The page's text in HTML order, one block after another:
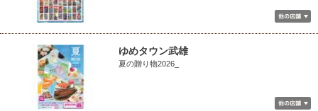
ゆめタウン武雄
夏の贈り物2026_